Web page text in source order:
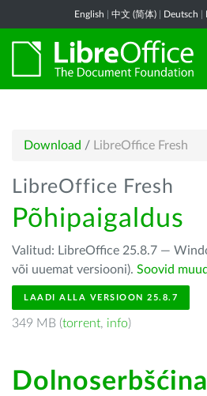
English 中文 (简体) Deutsch
Download / LibreOffice Fresh
LibreOffice Fresh
Põhipaigaldus
Valitud: LibreOffice 25.8.7 —
või uuemat versiooni). Soovid
LAADI ALLA VERSIOON 25.8.7
349 MB (torrent, info)